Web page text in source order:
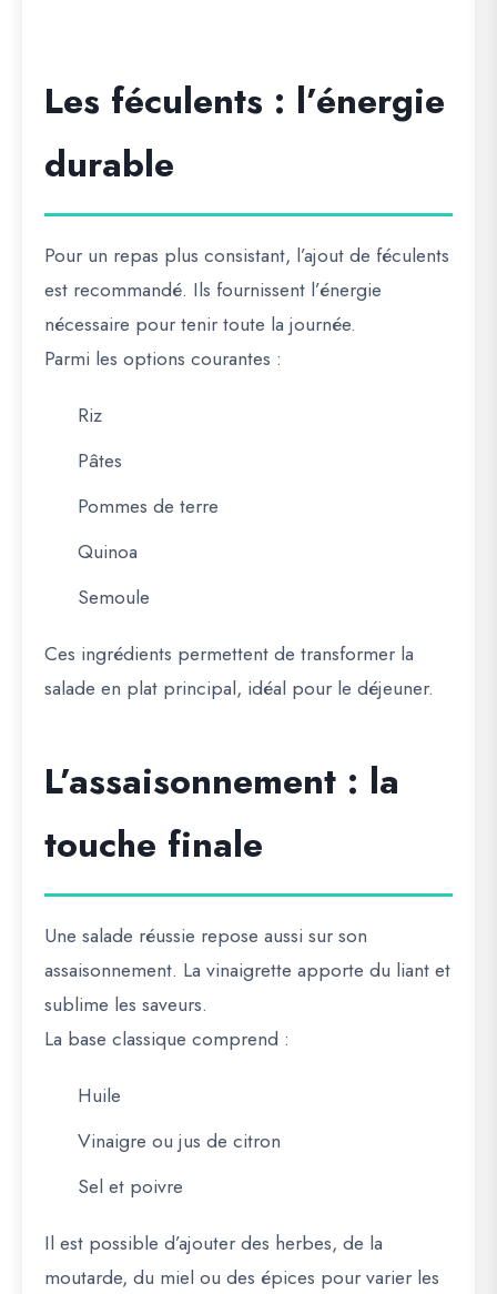
Les féculents : l’énergie
durable
Pour un repas plus consistant, l’ajout de féculents
est recommandé. Ils fournissent l’énergie
nécessaire pour tenir toute la journée.
Parmi les options courantes :
Riz
Pâtes
Pommes de terre
Quinoa
Semoule
Ces ingrédients permettent de transformer la
salade en plat principal, idéal pour le déjeuner.
L’assaisonnement : la
touche finale
Une salade réussie repose aussi sur son
assaisonnement. La vinaigrette apporte du liant et
sublime les saveurs.
La base classique comprend :
Huile
Vinaigre ou jus de citron
Sel et poivre
Il est possible d’ajouter des herbes, de la
moutarde, du miel ou des épices pour varier les